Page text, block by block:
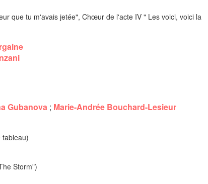
que tu m'avais jetée", Chœur de l'acte IV " Les voici, voici la
Gubanova ; Marie-Andrée Bouchard-Lesieur
tableau)
Storm")